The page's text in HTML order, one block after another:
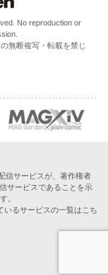
No reproduction or
無断複写・転載を禁じ
信サービスが、著作権者
サービスであることを示
。
いるサービスの一覧はこち